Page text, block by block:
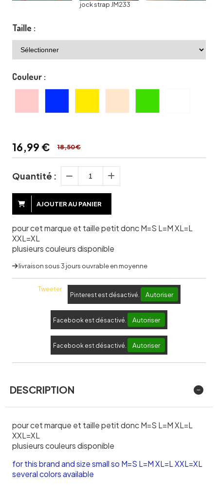
jock strap JM233
Taille :
Couleur :
16,99 € 18,50 €
Quantité :
AJOUTER AU PANIER
pour cet marque et taille petit donc M=S L=M XL=L
XXL=XL
plusieurs couleurs disponible
livraison sous 3 jours ouvrable en moyenne
Tweeter
Pinterest est désactivé. Autoriser
Facebook est désactivé. Autoriser
Facebook est désactivé. Autoriser
DESCRIPTION
pour cet marque et taille petit donc M=S L=M XL=L
XXL=XL
plusieurs couleurs disponible
for this brand and size small so M=S L=M XL=L XXL=XL
several colors available